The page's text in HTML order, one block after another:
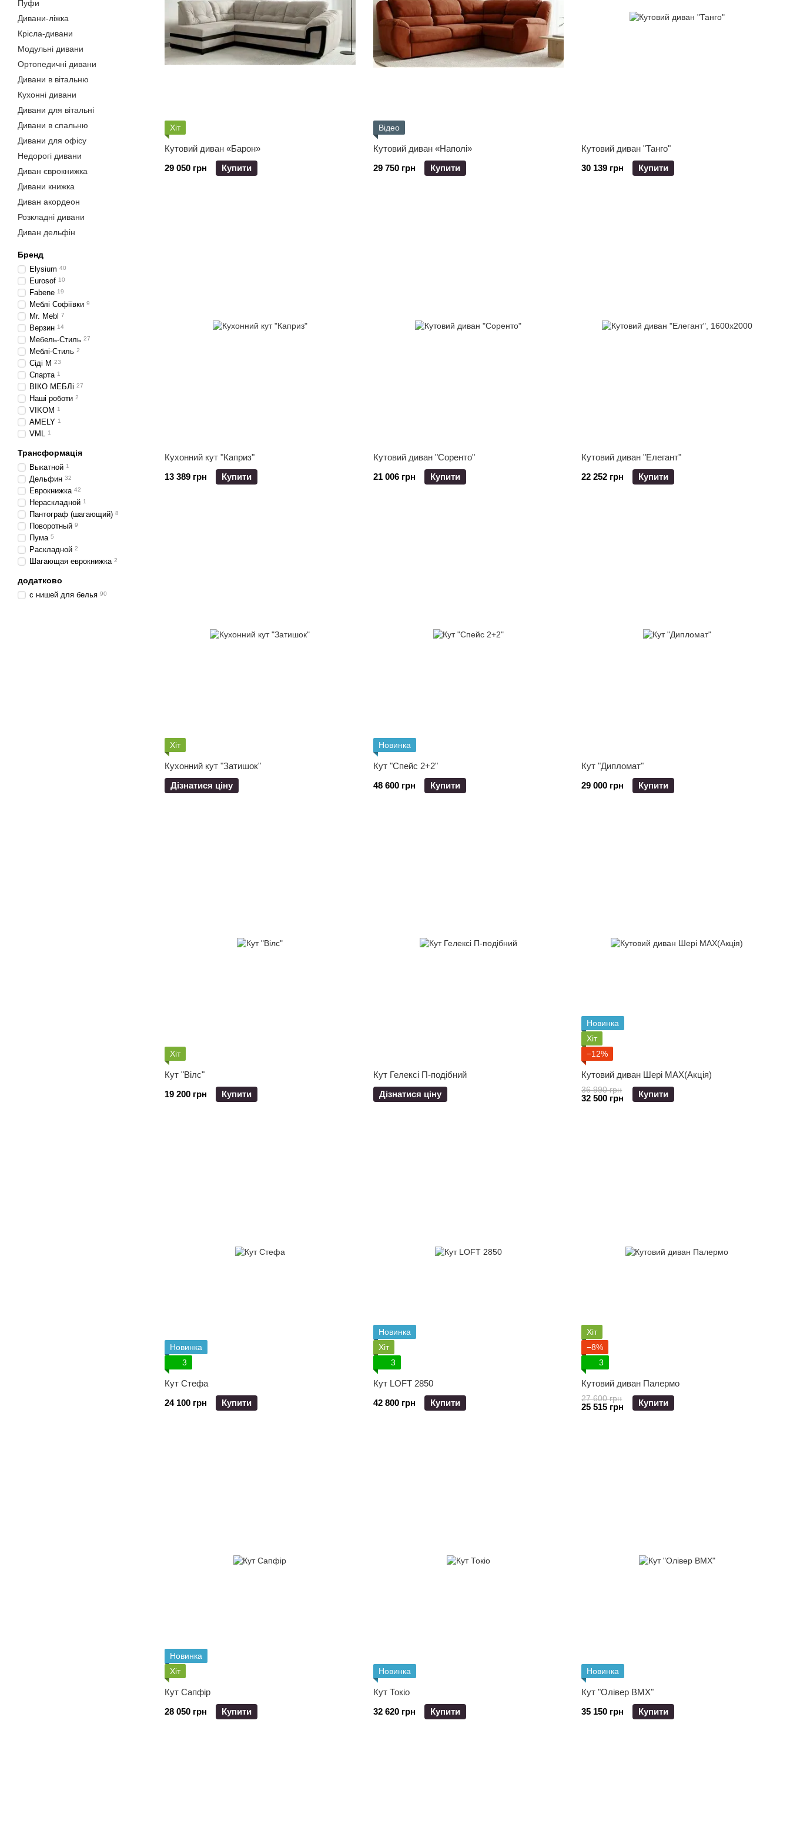
Хіт
Кутовий диван «Барон»
29 050 грн
Купити
Відео
Кутовий диван «Наполі»
29 750 грн
Купити
Кутовий диван "Танго"
30 139 грн
Купити
Кухонний кут "Каприз"
13 389 грн
Купити
Кутовий диван "Соренто"
21 006 грн
Купити
Кутовий диван "Елегант"
22 252 грн
Купити
Хіт
Кухонний кут "Затишок"
Дізнатися ціну
Новинка
Кут "Спейс 2+2"
48 600 грн
Купити
Кут "Дипломат"
29 000 грн
Купити
Хіт
Кут "Вілс"
19 200 грн
Купити
Кут Гелексі П-подібний
Дізнатися ціну
Новинка
Хіт
−12%
Кутовий диван Шері МАХ(Акція)
36 990 грн
32 500 грн Купити
Новинка
3
Кут Стефа
24 100 грн
Купити
Новинка
Хіт
3
Кут LOFT 2850
42 800 грн
Купити
Хіт
−8%
3
Кутовий диван Палермо
27 600 грн
25 515 грн Купити
Новинка
Хіт
Кут Сапфір
28 050 грн
Купити
Новинка
Кут Токіо
32 620 грн
Купити
Новинка
Кут "Олівер ВМХ"
35 150 грн
Купити
Пуфи
Дивани-ліжка
Крісла-дивани
Модульні дивани
Ортопедичні дивани
Дивани в вітальню
Кухонні дивани
Дивани для вітальні
Дивани в спальню
Дивани для офісу
Недорогі дивани
Диван єврокнижка
Дивани книжка
Диван акордеон
Розкладні дивани
Диван дельфін
Бренд
Elysium 40
Eurosof 10
Fabene 19
Меблі Софіївки 9
Mr. Mebl 7
Верзин 14
Мебель-Стиль 27
Меблі-Стиль 2
Сіді М 23
Спарта 1
ВІКО МЕБЛі 27
Наші роботи 2
VIKOM 1
AMELY 1
VML 1
Трансформація
Выкатной 1
Дельфин 32
Еврокнижка 42
Нераскладной 1
Пантограф (шагающий) 8
Поворотный 9
Пума 5
Раскладной 2
Шагающая еврокнижка 2
додатково
с нишей для белья 90